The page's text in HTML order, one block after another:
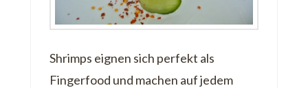
Shrimps eignen sich perfekt als
Fingerfood und machen auf jedem